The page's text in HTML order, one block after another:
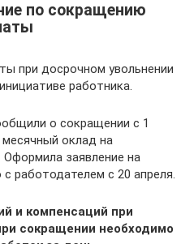
по сокращению
при досрочном увольнении
работника.
о сокращении с 1
оклад на
Оформила заявление на
работодателем с 20 апреля.
и компенсаций при
сокращении необходимо